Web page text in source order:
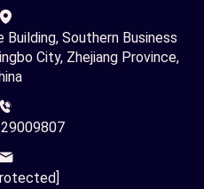
Southern Business
City, Zhejiang Province,